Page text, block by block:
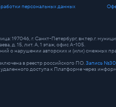
персональных данных
197046, г. Санкт-Петербург, вн.тер.г.
д. 15, лит. А, 1 этаж, офис А-105.
о нарушении авторских и (или) смежных
в реестр российского ПО.Запись
доступа к Платформе через